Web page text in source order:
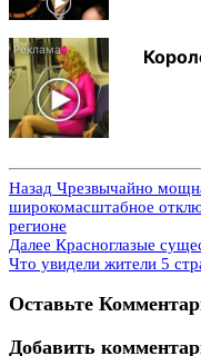
Назад Чрезвычайно
широкомасштабное
регионе
Далее Красноглазые
Что увидели жители 5
Оставьте
Добавить